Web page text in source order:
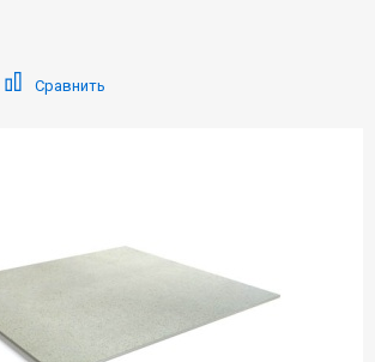
Сравнить